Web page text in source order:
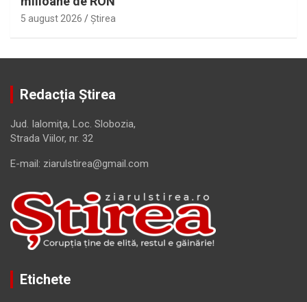
5 august 2026 Ştirea
Redacția Știrea
Jud. Ialomiţa, Loc. Slobozia,
Strada Viilor, nr. 32
E-mail: ziarulstirea@gmail.com
Etichete